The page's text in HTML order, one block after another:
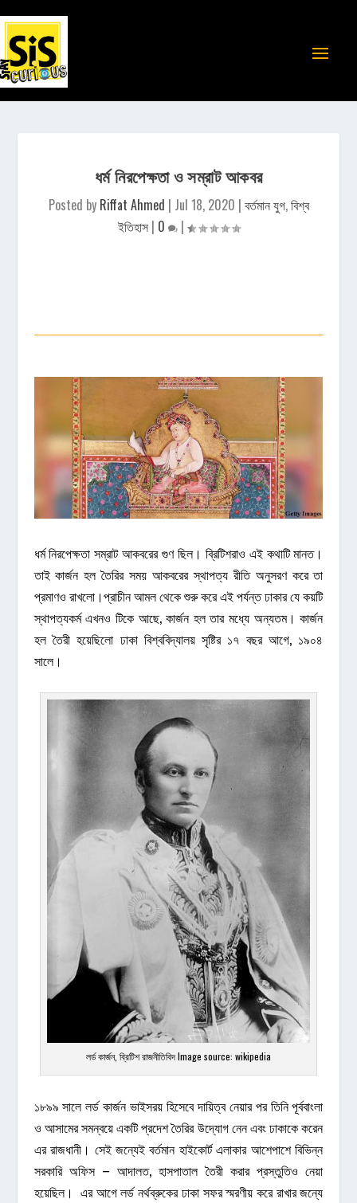
ধর্ম নিরপেক্ষতা ও সম্রাট আকবর
Posted by Riffat Ahmed | Jul 18, 2020 | বর্তমান যুগ,বিশ্ব
ইতিহাস| 0 |
ধর্ম নিরপেক্ষতা সম্রাট আকবরের গুণ ছিল। ব্রিটিশরাও এই কথাটি মানত।
তাই কার্জন হল তৈরির সময় আকবরের স্থাপত্য রীতি অনুসরণ করে তা
প্রমাণও রাখলো।প্রাচীন আমল থেকে শুরু করে এই পর্যন্ত ঢাকার যে কয়টি
স্থাপত্যকর্ম এখনও টিকে আছে, কার্জন হল তার মধ্যে অন্যতম। কার্জন
হল তৈরী হয়েছিলো ঢাকা বিশ্ববিদ্যালয় সৃষ্টির ১৭ বছর আগে, ১৯০৪
সালে।
লর্ড কার্জন, ব্রিটিশ রাজনীতিবিদ Image source: wikipedia
১৮৯৯ সালে লর্ড কার্জন ভাইসরয় হিসেবে দায়িত্ব নেয়ার পর তিনি পূর্ববাংলা
ও আসামের সমন্বয়ে একটি প্রদেশ তৈরির উদ্যোগ নেন এবং ঢাকাকে করেন
এর রাজধানী। সেই জন্যেই বর্তমান হাইকোর্ট এলাকার আশেপাশে বিভিন্ন
সরকারি অফিস – আদালত, হাসপাতাল তৈরী করার প্রস্তুতিও নেয়া
হয়েছিল। এর আগে লর্ড নর্থব্রুকের ঢাকা সফর স্মরণীয় করে রাখার জন্যে